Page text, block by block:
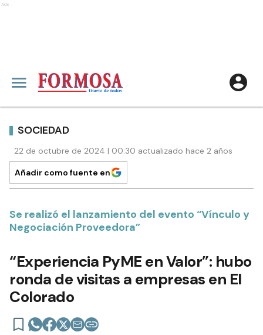
Ads
SOCIEDAD
22 de octubre de 2024 | 00:30 actualizado hace 2 años
Añadir como fuente en
Se realizó el lanzamiento del evento “Vínculo y
Negociación Proveedora”
“Experiencia PyME en Valor”: hubo
ronda de visitas a empresas en El
Colorado